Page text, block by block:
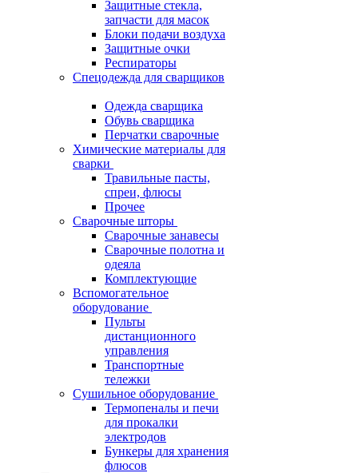
Защитные стекла,
запчасти для масок
Блоки подачи воздуха
Защитные очки
Респираторы
Спецодежда для сварщиков
Одежда сварщика
Обувь сварщика
Перчатки сварочные
Химические материалы для
сварки
Травильные пасты,
спреи, флюсы
Прочее
Сварочные шторы
Сварочные занавесы
Сварочные полотна и
одеяла
Комплектующие
Вспомогательное
оборудование
Пульты
дистанционного
управления
Транспортные
тележки
Сушильное оборудование
Термопеналы и печи
для прокалки
электродов
Бункеры для хранения
флюсов